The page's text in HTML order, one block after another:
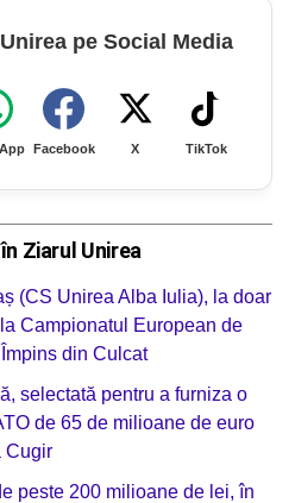
pe Social Media
Facebook X TikTok
Ziarul Unirea
(CS Unirea Alba Iulia), la doar
Campionatul European de
din Culcat
selectată pentru a furniza o
de 65 de milioane de euro
Cugir
peste 200 milioane de lei, în